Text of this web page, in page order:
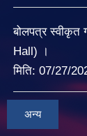
बोलपत्र
Hall) ।
मिति: 07/27/
अन्य